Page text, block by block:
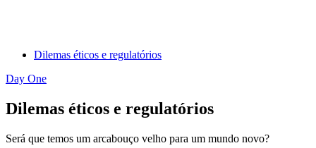
Dilemas éticos e regulatórios
Day One
Dilemas éticos e regulatórios
Será que temos um arcabouço velho para um mundo novo?